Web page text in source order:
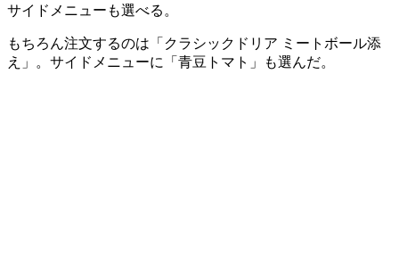
サイドメニューも選べる。
もちろん注文するのは「クラシックドリア ミートボール添
え」。サイドメニューに「青豆トマト」も選んだ。